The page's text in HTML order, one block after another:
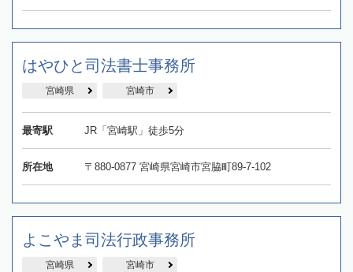
はやひと司法書士事務所
宮崎県 宮崎市
最寄駅 JR「宮崎駅」徒歩5分
所在地 〒880-0877 宮崎県宮崎市宮脇町89-7-102
よこやま司法行政事務所
宮崎県 宮崎市